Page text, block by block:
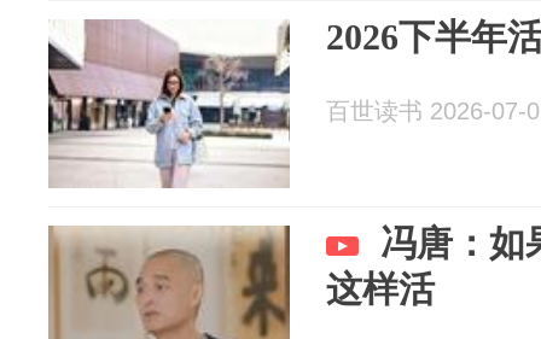
2026下半年
百世读书 2026-07-
冯唐：如
这样活